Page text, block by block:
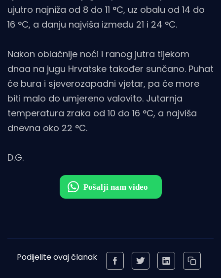
ujutro najniža od 8 do 11 °C, uz obalu od 14 do
16 °C, a danju najviša između 21 i 24 °C.
Nakon oblačnije noći i ranog jutra tijekom
dnaa na jugu Hrvatske također sunčano. Puhat
će bura i sjeverozapadni vjetar, pa će more
biti malo do umjereno valovito. Jutarnja
temperatura zraka od 10 do 16 °C, a najviša
dnevna oko 22 °C.
D.G.
Podijelite ovaj članak